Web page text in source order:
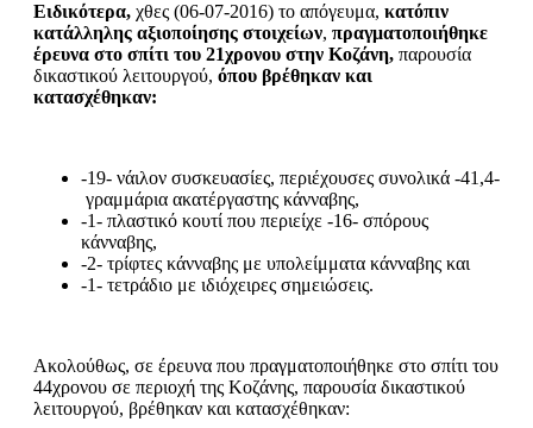
Ειδικότερα, χθες (06-07-2016) το απόγευμα, κατόπιν
κατάλληλης αξιοποίησης στοιχείων, πραγματοποιήθηκε
έρευνα στο σπίτι του 21χρονου στην Κοζάνη, παρουσία
δικαστικού λειτουργού, όπου βρέθηκαν και
κατασχέθηκαν:
-19- νάιλον συσκευασίες, περιέχουσες συνολικά -41,4-
γραμμάρια ακατέργαστης κάνναβης,
-1- πλαστικό κουτί που περιείχε -16- σπόρους
κάνναβης,
-2- τρίφτες κάνναβης με υπολείμματα κάνναβης και
-1- τετράδιο με ιδιόχειρες σημειώσεις.
Ακολούθως, σε έρευνα που πραγματοποιήθηκε στο σπίτι του
44χρονου σε περιοχή της Κοζάνης, παρουσία δικαστικού
λειτουργού, βρέθηκαν και κατασχέθηκαν: